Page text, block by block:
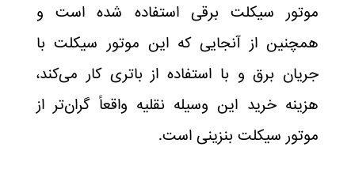
موتور سیکلت برقی استفاده شده است و
همچنین از آنجایی که این موتور سیکلت با
جریان برق و با استفاده از باتری کار می‌کند،
هزینه خرید این وسیله نقلیه واقعاً گران‌تر از
موتور سیکلت بنزینی است.